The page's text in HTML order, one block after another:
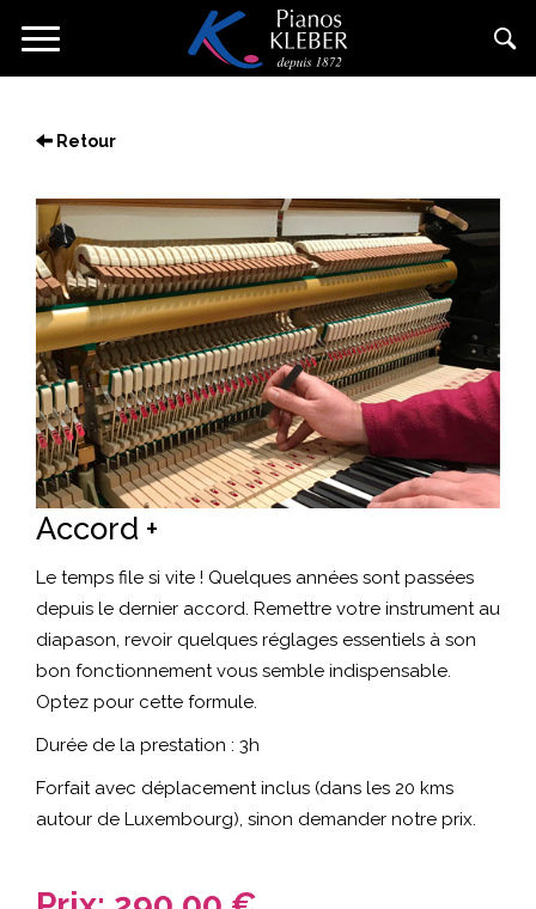
zum Navigation
Retour
Accord +
Le temps file si vite ! Quelques années sont passées
depuis le dernier accord. Remettre votre instrument au
diapason, revoir quelques réglages essentiels à son
bon fonctionnement vous semble indispensable.
Optez pour cette formule.
Durée de la prestation : 3h
Forfait avec déplacement inclus (dans les 20 kms
autour de Luxembourg), sinon demander notre prix.